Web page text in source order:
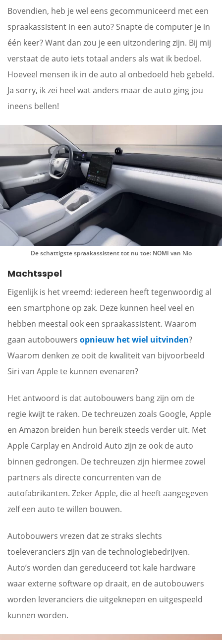
Bovendien, heb je wel eens gecommuniceerd met een
spraakassistent in een auto? Snapte de computer je in
één keer? Want dan zou je een uitzondering zijn. Bij mij
verstaat de auto iets totaal anders als wat ik bedoel.
Hoeveel mensen ik in de auto al onbedoeld heb gebeld.
Ja sorry, ik zei heel wat anders maar de auto ging jou
ineens bellen!
De schattigste spraakassistent tot nu toe: NOMI van Nio
Machtsspel
Eigenlijk is het vreemd: iedereen heeft tegenwoordig al
een smartphone op zak. Deze kunnen heel veel en
hebben meestal ook een spraakassistent. Waarom
gaan autobouwers opnieuw het wiel uitvinden?
Waarom denken ze ooit de kwaliteit van bijvoorbeeld
Siri van Apple te kunnen evenaren?
Het antwoord is dat autobouwers bang zijn om de
regie kwijt te raken. De techreuzen zoals Google, Apple
en Amazon breiden hun bereik steeds verder uit. Met
Apple Carplay en Android Auto zijn ze ook de auto
binnen gedrongen. De techreuzen zijn hiermee zowel
partners als directe concurrenten van de
autofabrikanten. Zeker Apple, die al heeft aangegeven
zelf een auto te willen bouwen.
Autobouwers vrezen dat ze straks slechts
toeleveranciers zijn van de technologiebedrijven.
Auto’s worden dan gereduceerd tot kale hardware
waar externe software op draait, en de autobouwers
worden leveranciers die uitgeknepen en uitgespeeld
kunnen worden.